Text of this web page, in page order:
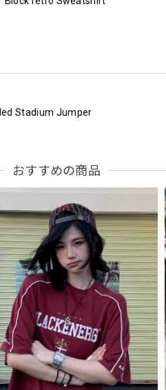
Stadium Jumper
Stadium Jumper
NCLLW Original Dog Tag Necklace
Collar Retro Jacket
おすすめの商品